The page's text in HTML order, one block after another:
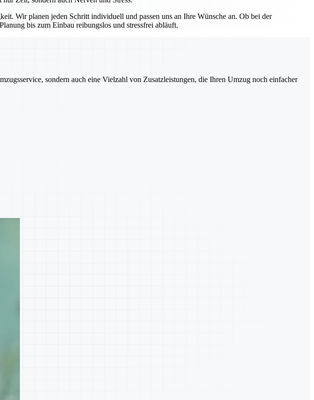
Wir planen jeden Schritt individuell und passen uns an Ihre Wünsche an. Ob bei der
bis zum Einbau reibungslos und stressfrei abläuft.
sondern auch eine Vielzahl von Zusatzleistungen, die Ihren Umzug noch einfacher